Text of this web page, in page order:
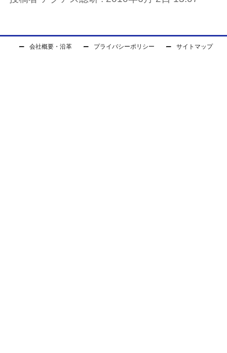
会社概要・沿革 プライバシーポリシー サイトマップ